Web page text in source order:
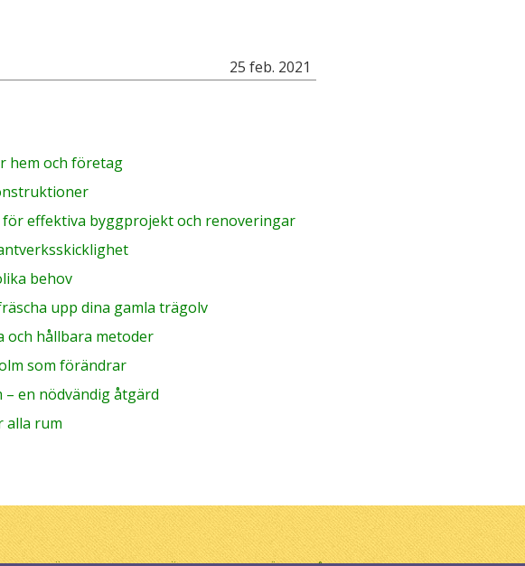
25 feb. 2021
hem och företag
effektiva byggprojekt och renoveringar
behov
upp dina gamla trägolv
och hållbara metoder
som förändrar
en nödvändig åtgärd
alla rum